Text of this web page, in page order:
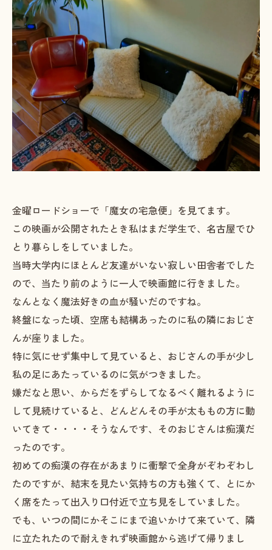
金曜ロードショーで「魔女の宅急便」を見てます。
この映画が公開されたとき私はまだ学生で、名古屋でひ
とり暮らしをしていました。
当時大学内にほとんど友達がいない寂しい田舎者でした
ので、当たり前のように一人で映画館に行きました。
なんとなく魔法好きの血が騒いだのですね。
終盤になった頃、空席も結構あったのに私の隣におじさ
んが座りました。
特に気にせず集中して見ていると、おじさんの手が少し
私の足にあたっているのに気がつきました。
嫌だなと思い、からだをずらしてなるべく離れるように
して見続けていると、どんどんその手が太ももの方に動
いてきて・・・・そうなんです、そのおじさんは痴漢だ
ったのです。
初めての痴漢の存在があまりに衝撃で全身がぞわぞわし
たのですが、結末を見たい気持ちの方も強くて、とにか
く席をたって出入り口付近で立ち見をしていました。
でも、いつの間にかそこにまで追いかけて来ていて、隣
に立たれたので耐えきれず映画館から逃げて帰りまし